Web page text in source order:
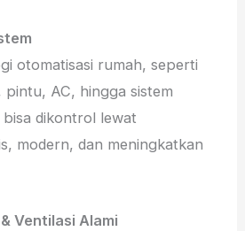
otomatisasi rumah, seperti
AC, hingga sistem
dikontrol lewat
modern, dan meningkatkan
Ventilasi Alami